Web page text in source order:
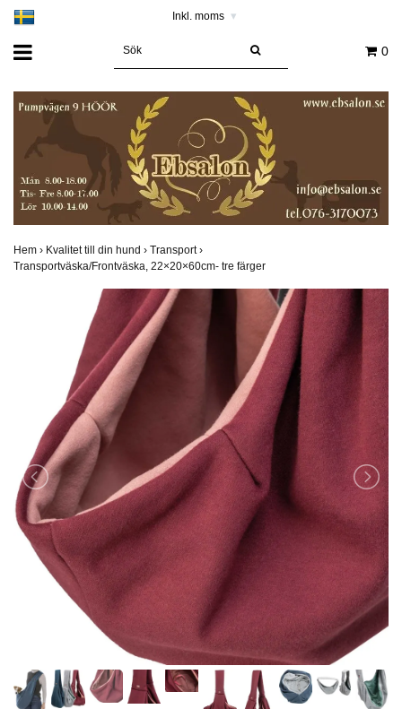
Inkl. moms ▾
0
Hem › Kvalitet till din hund › Transport›
Transportväska/Frontväska, 22×20×60cm- tre färger